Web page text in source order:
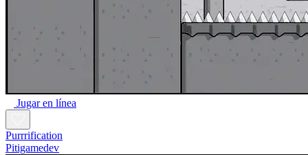
Jugar en línea
Purrrification
Pitigamedev